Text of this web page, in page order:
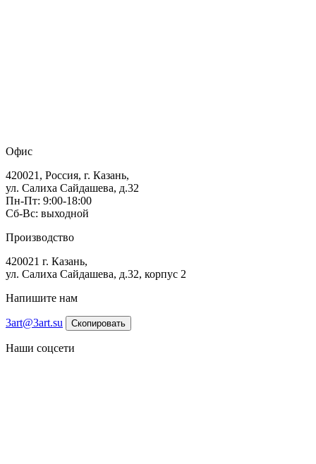
Офис
420021, Россия, г. Казань,
ул. Салиха Сайдашева, д.32
Пн-Пт: 9:00-18:00
Сб-Вс: выходной
Производство
420021 г. Казань,
ул. Салиха Сайдашева, д.32, корпус 2
Напишите нам
3art@3art.su Скопировать
Наши соцсети